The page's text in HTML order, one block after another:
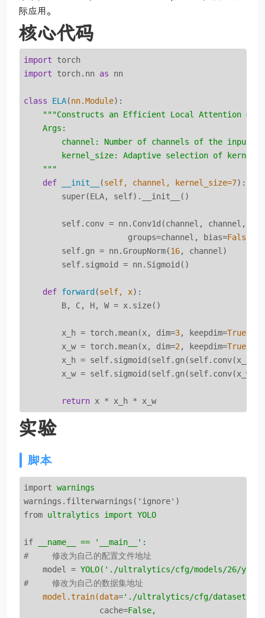
际应用。
核心代码
import
import torch.nn as nn
class ELA(nn.Module):
"""Constructs an Efficient Local Attention
    Args:
channel: Number of channels of the input
kernel_size: Adaptive selection of kernel
    """
def
__init__ (self, channel, kernel_size=7):
        super(ELA, self).__init__()
self.conv = nn.Conv1d(channel, channel,
                      groups=channel, bias=
False
        self.gn = nn.GroupNorm(
16, channel)
        self.sigmoid = nn.Sigmoid()
def forward(self, x):
        B, C, H, W = x.size()
        x_h = torch.mean(x, dim=
3, keepdim=True
        x_w = torch.mean(x, dim=
2 , keepdim=True
x_h =
x_w =
return x * x_h * x_w
实验
脚本
import warnings
warnings.filterwarnings('ignore')
from ultralytics import YOLO
if
__name__ == '__main__':
#     修改为自己的配置文件地址
model
= YOLO('./ultralytics/cfg/models/26/
#     修改为自己的数据集地址
model.train(data='./ultralytics/cfg/datasets/
cache=False,